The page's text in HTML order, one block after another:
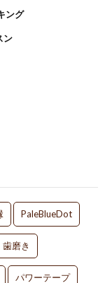
ング
ン
PaleBlueDot
歯磨き
パワーテープ